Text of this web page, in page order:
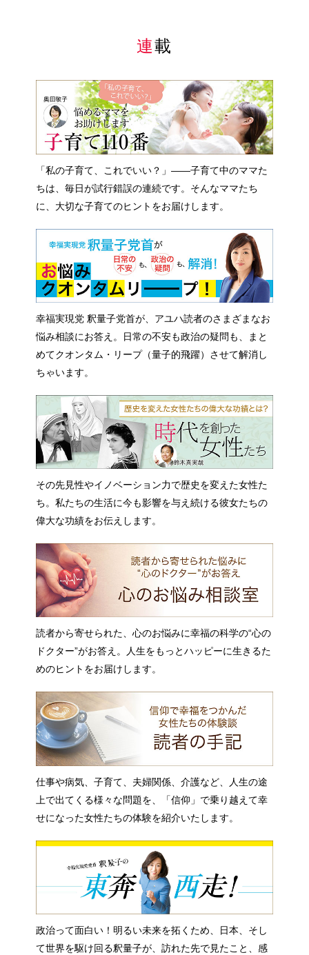
連載
「私の子育て、これでいい？」――子育て中のママた
ちは、毎日が試行錯誤の連続です。そんなママたち
に、大切な子育てのヒントをお届けします。
幸福実現党 釈量子党首が、アユハ読者のさまざまなお
悩み相談にお答え。日常の不安も政治の疑問も、まと
めてクオンタム・リープ（量子的飛躍）させて解消し
ちゃいます。
その先見性やイノベーション力で歴史を変えた女性た
ち。私たちの生活に今も影響を与え続ける彼女たちの
偉大な功績をお伝えします。
読者から寄せられた、心のお悩みに幸福の科学の“心の
ドクター”がお答え。人生をもっとハッピーに生きるた
めのヒントをお届けします。
仕事や病気、子育て、夫婦関係、介護など、人生の途
上で出てくる様々な問題を、「信仰」で乗り越えて幸
せになった女性たちの体験を紹介いたします。
政治って面白い！明るい未来を拓くため、日本、そし
て世界を駆け回る釈量子が、訪れた先で見たこと、感